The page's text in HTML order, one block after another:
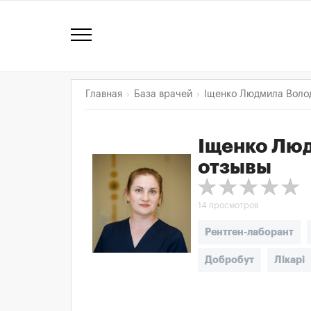
Главная База врачей Іщенко Людмила
Іщенко
отзывы
14 просмотров
Рентген-лаборант
Добробут Лікарі